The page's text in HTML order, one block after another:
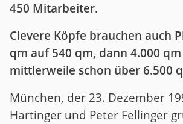
450 Mitarbeiter.
Clevere Köpfe brauchen auch
qm auf 540 qm, dann 4.000
mittlerweile schon über 6.500
München, der 23. Dezember
Hartinger und Peter Fellinger